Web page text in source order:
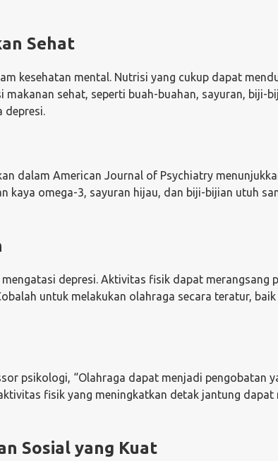
Sehat
kesehatan mental. Nutrisi yang cukup dapat
makanan sehat, seperti buah-buahan, sayuran, biji-
depresi.
dalam American Journal of Psychiatry
kaya omega-3, sayuran hijau, dan biji-bijian utuh
depresi. Aktivitas fisik dapat merangsang
untuk melakukan olahraga secara teratur,
psikologi, “Olahraga dapat menjadi pengobatan
fisik yang meningkatkan detak jantung
Sosial yang Kuat